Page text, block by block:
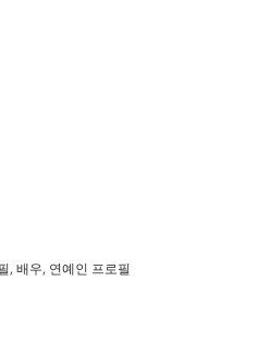
, 배우, 연예인 프로필